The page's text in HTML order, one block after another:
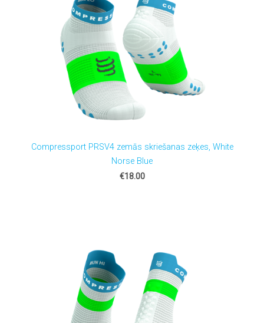
Compressport PRSV4 zemās skriešanas zeķes, White
Norse Blue
€18.00